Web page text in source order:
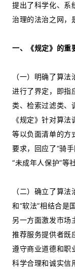
提出了科学化、系
治理的法治之网，
一、《规定》的重
（一）明确了算
进行了界定，即指
类、检索过滤类、
《规定》针对算
等以负面清单的方
要求，回应了“骑手
“未成年人保护”等
（二）确立了算
和“软法”相结合是
另一方面激发市场
推荐服务提供者既
遵守商业道德和职
科学合理和诚实信